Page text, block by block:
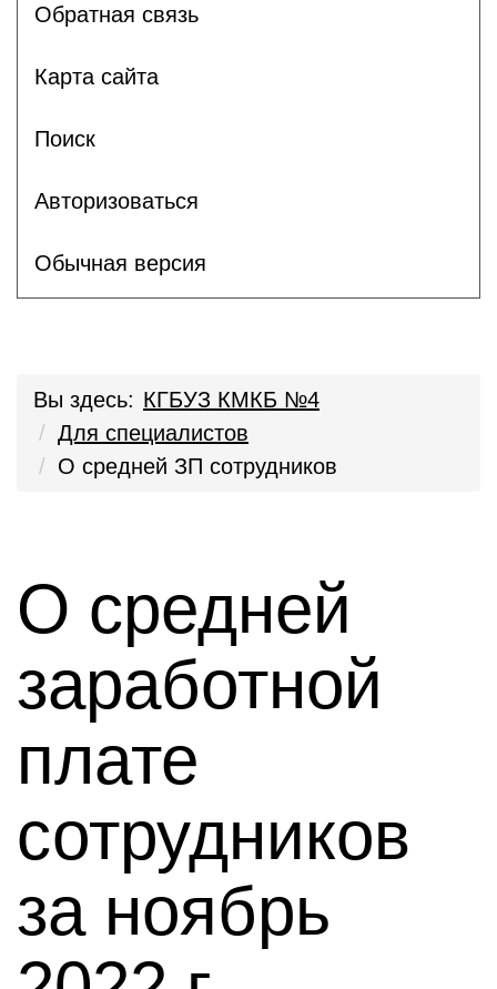
Обратная связь
Карта сайта
Поиск
Авторизоваться
Обычная версия
Вы здесь: КГБУЗ КМКБ №4
Для специалистов
О средней ЗП сотрудников
О средней
заработной
плате
сотрудников
за ноябрь